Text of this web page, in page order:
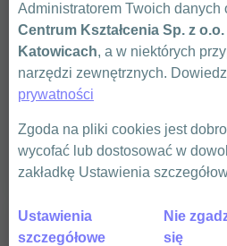
Zasady Ochrony Danych
Warunki uczestnictwa
WYŚLIJ
Podsumowanie
Administratorem Twoich danych
Centrum Kształcenia Sp. z
Katowicach, a w niektórych
narzędzi zewnętrznych.
prywatności
Zgoda na pliki cookies jest
wycofać lub dostosować w
zakładkę Ustawienia
Ustawienia
szczegółowe
Nie
się